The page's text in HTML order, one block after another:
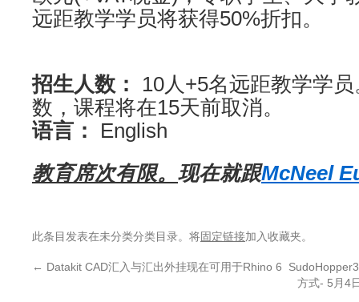
远距教学学员将获得50%折扣。
招生人数：
10人+5名远距教学学
数，课程将在15天前取消。
语言：
English
教育席次有限。 现在就跟McNeel
此条目发表在未分类分类目录。将固定链接加入收藏夹。
← Datakit CAD汇入与汇出外挂现在可用于Rhino 6
方式- 5月4